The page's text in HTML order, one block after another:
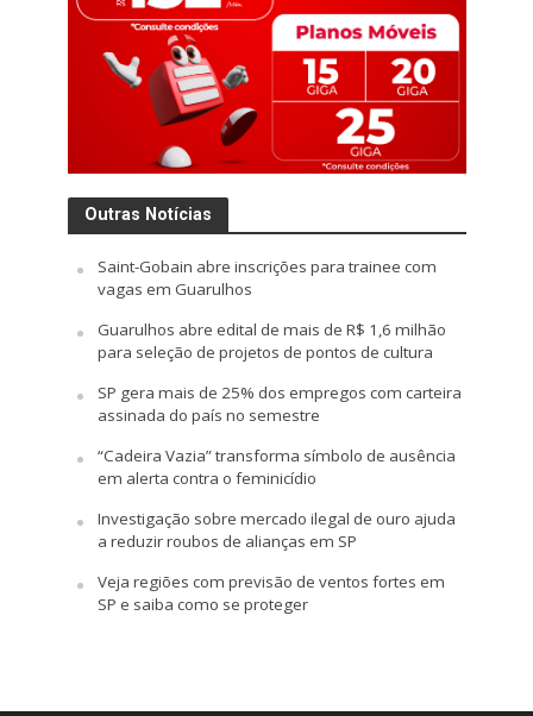
Outras Notícias
Saint-Gobain abre inscrições para trainee com
vagas em Guarulhos
Guarulhos abre edital de mais de R$ 1,6 milhão
para seleção de projetos de pontos de cultura
SP gera mais de 25% dos empregos com carteira
assinada do país no semestre
“Cadeira Vazia” transforma símbolo de ausência
em alerta contra o feminicídio
Investigação sobre mercado ilegal de ouro ajuda
a reduzir roubos de alianças em SP
Veja regiões com previsão de ventos fortes em
SP e saiba como se proteger